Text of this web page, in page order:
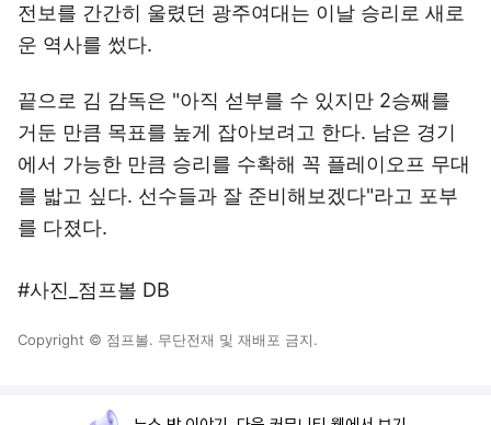
전보를 간간히 울렸던 광주여대는 이날 승리로 새로
운 역사를 썼다.
끝으로 김 감독은 "아직 섣부를 수 있지만 2승째를
거둔 만큼 목표를 높게 잡아보려고 한다. 남은 경기
에서 가능한 만큼 승리를 수확해 꼭 플레이오프 무대
를 밟고 싶다. 선수들과 잘 준비해보겠다"라고 포부
를 다졌다.
#사진_점프볼 DB
Copyright © 점프볼. 무단전재 및 재배포 금지.